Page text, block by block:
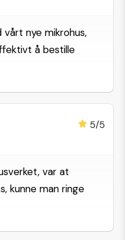
nye mikrohus,
å bestille
5/5
var at
kunne man ringe